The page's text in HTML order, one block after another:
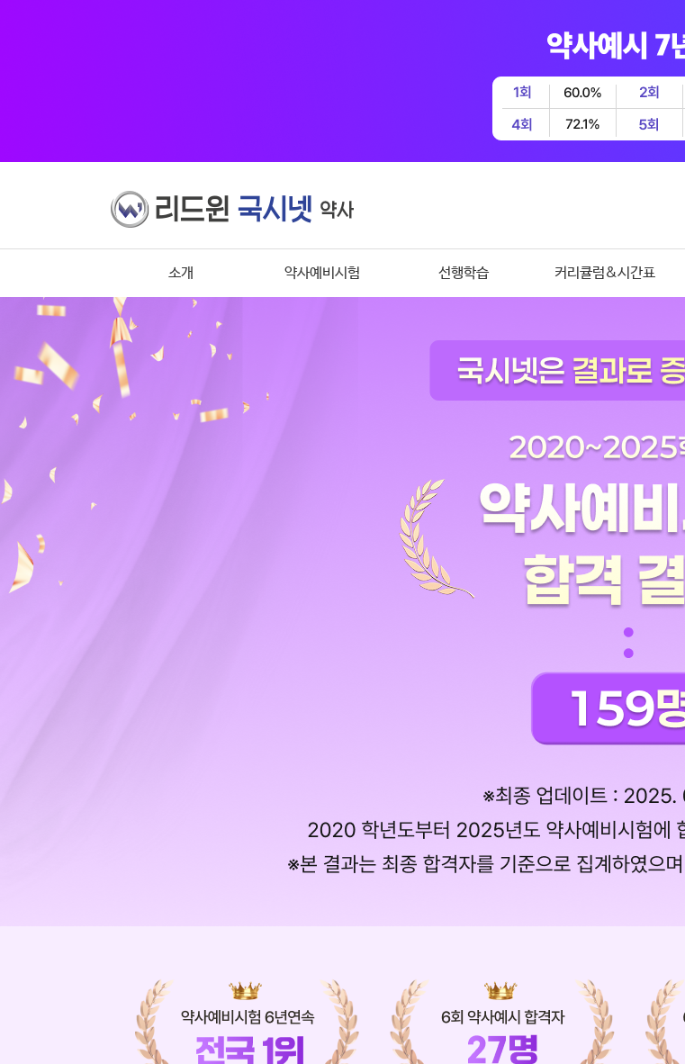
소개 약사예비시험 선행학습 커리큘럼&시간표